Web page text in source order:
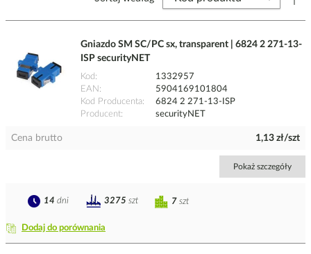
Gniazdo SM SC/PC sx, transparent | 6824 2 271-13-
ISP securityNET
Kod
1332957
EAN
5904169101804
Kod Producenta
6824 2 271-13-ISP
Producent
securityNET
Cena brutto 1,13 zł/szt
Pokaż szczegóły
Dodaj do porównania
7 szt
14 dni 3275 szt